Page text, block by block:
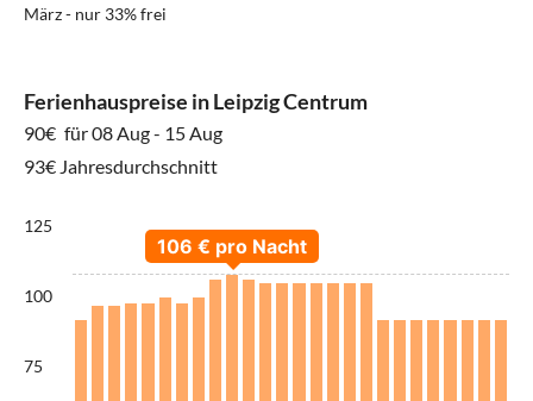
März - nur 33% frei
Ferienhauspreise in Leipzig Centrum
90€ für 08 Aug - 15 Aug
93€ Jahresdurchschnitt
125
100
75